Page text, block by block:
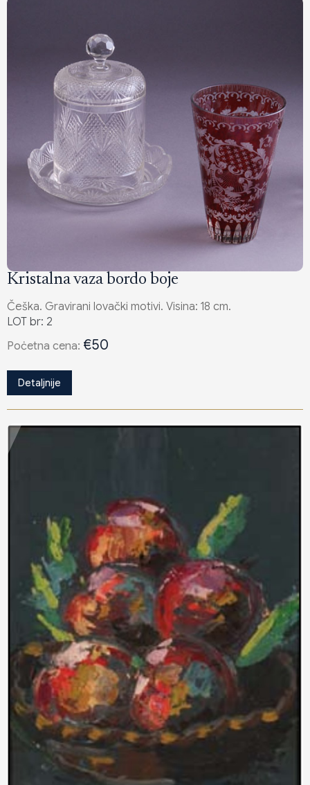
Kristalna vaza bordo boje
Češka. Gravirani lovački motivi. Visina: 18 cm.
LOT br: 2
Poċetna cena: €50
Detaljnije